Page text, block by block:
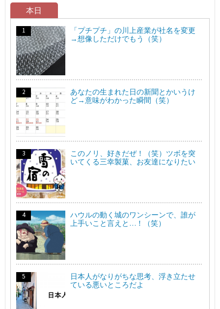
本日
「プチプチ」の川上産業が社名を変更
→想像しただけでもう（笑）
あなたの生まれた日の新聞とかいうけ
ど→意味がわかった瞬間（笑）
このノリ、好きだぜ！（笑）ツボを突
いてくる三幸製菓、お友達になりたい
ハウルの動く城のワンシーンで、誰が
上手いこと言えと…！（笑）
日本人がなりがちな思考、浮き立たせ
ている悪いところだよ